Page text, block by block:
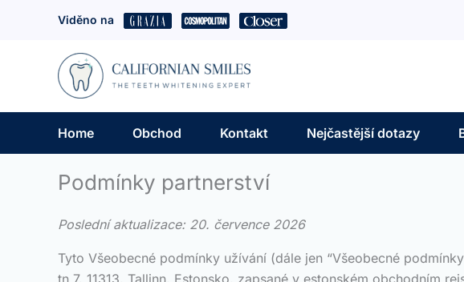
Viděno na
Home Obchod Kontakt Nejčastější dotazy
Podmínky partnerství
Poslední aktualizace: 20. července 2026
Tyto Všeobecné podmínky užívání (dále jen “Všeobecné
tn 7, 11313, Tallinn, Estonsko, zapsané v estonském obchodním